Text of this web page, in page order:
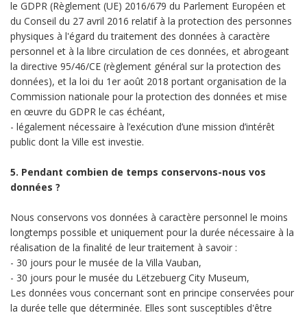
le GDPR (Règlement (UE) 2016/679 du Parlement Européen et
du Conseil du 27 avril 2016 relatif à la protection des personnes
physiques à l'égard du traitement des données à caractère
personnel et à la libre circulation de ces données, et abrogeant
la directive 95/46/CE (règlement général sur la protection des
données), et la loi du 1er août 2018 portant organisation de la
Commission nationale pour la protection des données et mise
en œuvre du GDPR le cas échéant,
- légalement nécessaire à l’exécution d’une mission d’intérêt
public dont la Ville est investie.
5. Pendant combien de temps conservons-nous vos
données ?
Nous conservons vos données à caractère personnel le moins
longtemps possible et uniquement pour la durée nécessaire à la
réalisation de la finalité de leur traitement à savoir :
- 30 jours pour le musée de la Villa Vauban,
- 30 jours pour le musée du Lëtzebuerg City Museum,
Les données vous concernant sont en principe conservées pour
la durée telle que déterminée. Elles sont susceptibles d'être